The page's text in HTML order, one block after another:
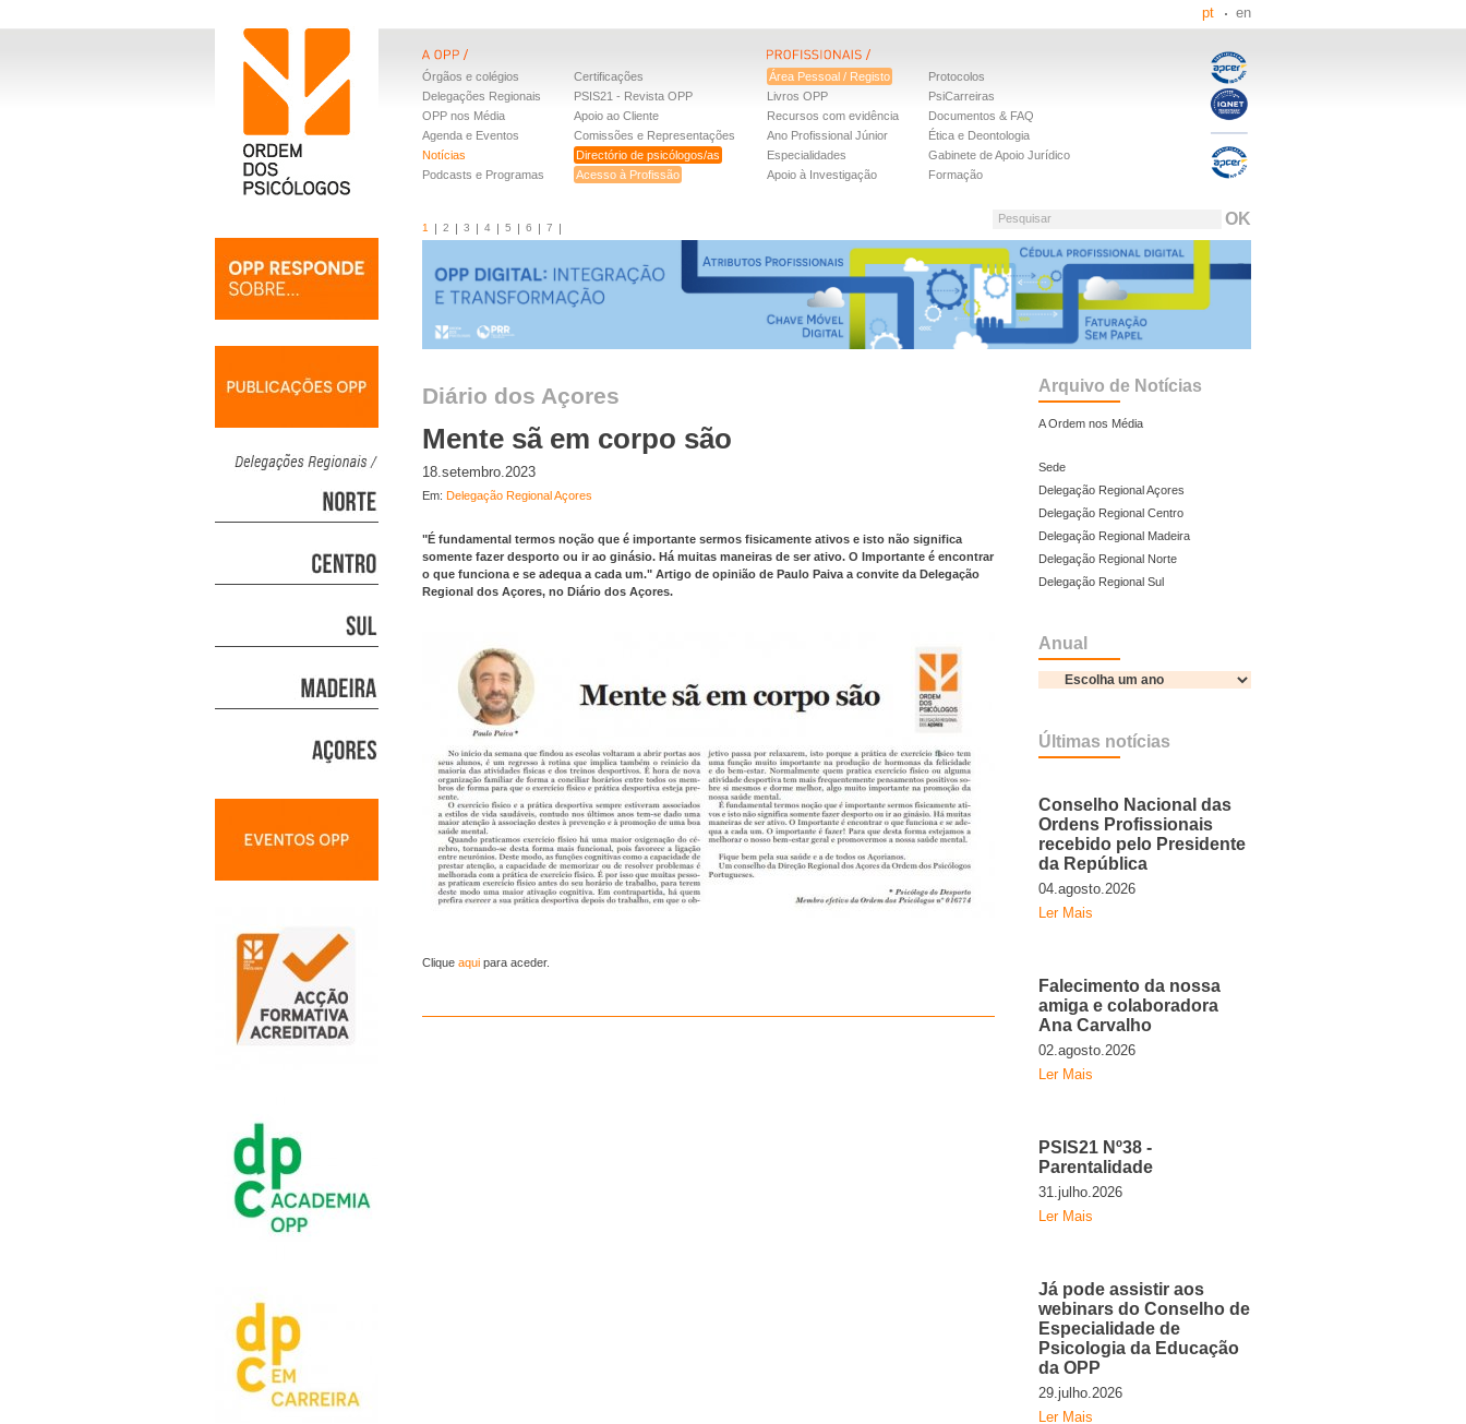
pt en
Órgãos e colégios
Delegações Regionais
OPP nos Média
Agenda e Eventos
Notícias
Podcasts e Programas
Certificações
PSIS21 - Revista OPP
Apoio ao Cliente
Comissões e Representações
Directório de psicólogos/as
Acesso à Profissão
Área Pessoal / Registo
Livros OPP
Recursos com evidência
Ano Profissional Júnior
Especialidades
Apoio à Investigação
Protocolos
PsiCarreiras
Documentos & FAQ
Ética e Deontologia
Gabinete de Apoio Jurídico
Formação
Pesquisar
1 2 3 4 5 6 7
Diário dos Açores
Mente sã em corpo são
18.setembro.2023
Em: Delegação Regional Açores
"É fundamental termos noção que é importante sermos fisicamente ativos e isto não significa
somente fazer desporto ou ir ao ginásio. Há muitas maneiras de ser ativo. O Importante é encontrar
o que funciona e se adequa a cada um." Artigo de opinião de Paulo Paiva a convite da Delegação
Regional dos Açores, no Diário dos Açores.
Clique aqui para aceder.
Arquivo de Notícias
A Ordem nos Média
Sede
Delegação Regional Açores
Delegação Regional Centro
Delegação Regional Madeira
Delegação Regional Norte
Delegação Regional Sul
Anual
Últimas notícias
Conselho Nacional das
Ordens Profissionais
recebido pelo Presidente
da República
04.agosto.2026
Ler Mais
Falecimento da nossa
amiga e colaboradora
Ana Carvalho
02.agosto.2026
Ler Mais
PSIS21 Nº38 -
Parentalidade
31.julho.2026
Ler Mais
Já pode assistir aos
webinars do Conselho de
Especialidade de
Psicologia da Educação
da OPP
29.julho.2026
Ler Mais